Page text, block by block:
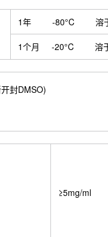
1年 -80°C 溶
1个月 -20°C 溶
封DMSO)
≥5mg/ml